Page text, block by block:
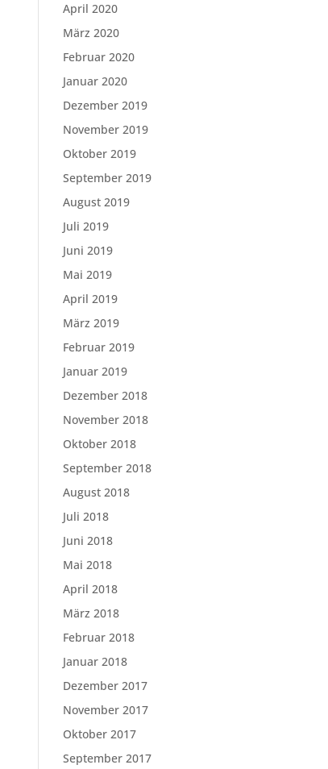
April 2020
März 2020
Februar 2020
Januar 2020
Dezember 2019
November 2019
Oktober 2019
September 2019
August 2019
Juli 2019
Juni 2019
Mai 2019
April 2019
März 2019
Februar 2019
Januar 2019
Dezember 2018
November 2018
Oktober 2018
September 2018
August 2018
Juli 2018
Juni 2018
Mai 2018
April 2018
März 2018
Februar 2018
Januar 2018
Dezember 2017
November 2017
Oktober 2017
September 2017